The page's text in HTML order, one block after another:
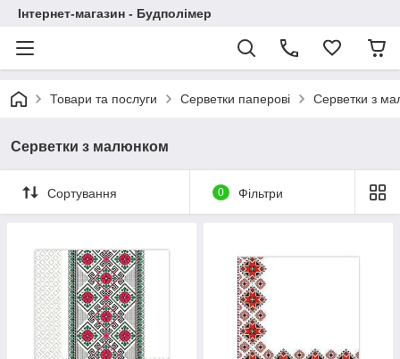
Інтернет-магазин - Будполімер
Товари та послуги Серветки паперові Серветки з
Серветки з малюнком
Сортування 0 Фільтри